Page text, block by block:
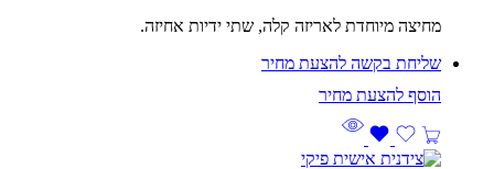
מחיצה מיוחדת לאריזה קלה, שתי ידיות אחיזה.
שליחת בקשה להצעת מחיר